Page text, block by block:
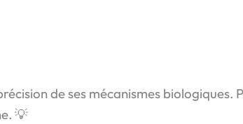
de ses mécanismes biologiques.
💡